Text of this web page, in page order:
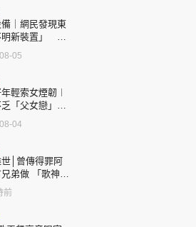
子王
rights reserved.
｜網民發現東
明新裝置」 港
備用途
05
輕索女煙韌︱
「父女戀」
年齡差距最大
受矚目有李龍
04
│曾傳得罪阿
弟做 「歌神」
撰寫悼念忘友
前